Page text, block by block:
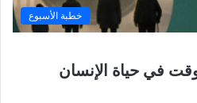
خطبة الأسبوع
في حياة الإنسان